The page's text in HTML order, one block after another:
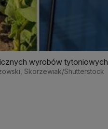
wyrobów tytoniowych
Skorzewiak/Shutterstock